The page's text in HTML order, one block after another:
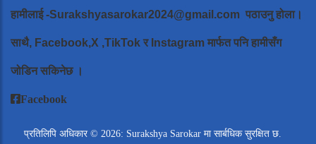
हामीलाई-Surakshyasarokar2024@gmail.com पठाउनु होला।
साथै, Facebook,X ,TikTok र Instagram मार्फत पनि हामीसँग
जोडिन सकिनेछ ।
Facebook
प्रतिलिपि अधिकार © 2026: Surakshya Sarokar मा सार्बधिक सुरक्षित छ.